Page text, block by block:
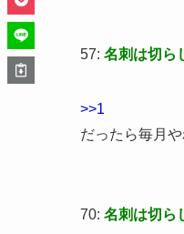
57: 名刺は切ら
>>1
だったら毎月
70: 名刺は切ら